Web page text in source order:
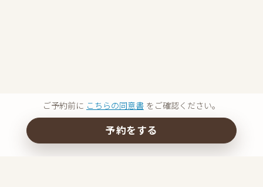
ご予約前に こちらの同意書 をご確認ください。
予約をする